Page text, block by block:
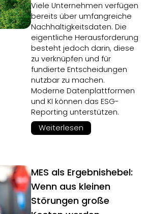
Viele Unternehmen verfügen
bereits über umfangreiche
Nachhaltigkeitsdaten. Die
eigentliche Herausforderung
besteht jedoch darin, diese
zu verknüpfen und für
fundierte Entscheidungen
nutzbar zu machen.
Moderne Datenplattformen
und KI können das ESG-
Reporting unterstützen.
Weiterlesen
MES als Ergebnishebel:
Wenn aus kleinen
Störungen große